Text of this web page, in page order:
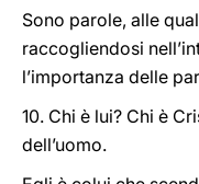
Sono parole, alle
raccogliendosi
l’importanza delle
10. Chi è lui? Chi è
dell’uomo.